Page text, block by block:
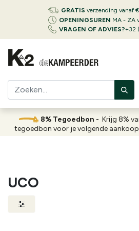
GRATIS verzending vanaf
OPENINGSUREN MA - ZA
VRAGEN OF ADVIES?+32
8% Tegoedbon - Krijg 8%
tegoedbon voor je volgende aankoop
UCO